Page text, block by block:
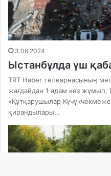
3.06.2024
Ыстанбұлда үш
TRT Haber телеарнасының
жағдайдан 1 адам көз жұмып,
«Құтқарушылар
қирандылары…